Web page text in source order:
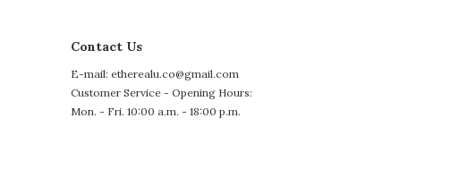
Contact Us
E-mail: etherealu.co@gmail.com
Customer Service - Opening Hours:
Mon. - Fri. 10:00 a.m. - 18:00 p.m.